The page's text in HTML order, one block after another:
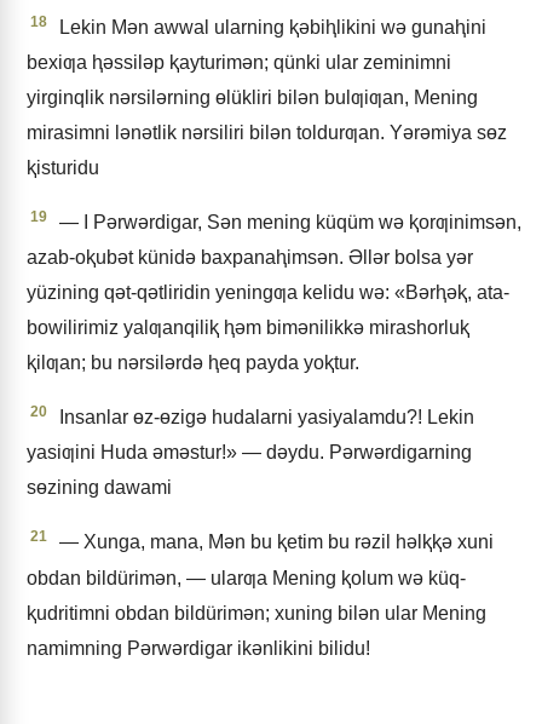
18
Lekin Mǝn awwal ularning ⱪǝbiⱨlikini wǝ gunaⱨini
bexiƣa ⱨǝssilǝp ⱪayturimǝn; qünki ular zeminimni
yirginqlik nǝrsilǝrning ɵlükliri bilǝn bulƣiƣan, Mening
mirasimni lǝnǝtlik nǝrsiliri bilǝn toldurƣan. Yǝrǝmiya sɵz
ⱪisturidu
19
— I Pǝrwǝrdigar, Sǝn mening küqüm wǝ ⱪorƣinimsǝn,
azab-oⱪubǝt künidǝ baxpanaⱨimsǝn. Əllǝr bolsa yǝr
yüzining qǝt-qǝtliridin yeningƣa kelidu wǝ: «Bǝrⱨǝⱪ, ata-
bowilirimiz yalƣanqiliⱪ ⱨǝm bimǝnilikkǝ mirashorluⱪ
ⱪilƣan; bu nǝrsilǝrdǝ ⱨeq payda yoⱪtur.
20
Insanlar ɵz-ɵzigǝ hudalarni yasiyalamdu?! Lekin
yasiƣini Huda ǝmǝstur!» — dǝydu. Pǝrwǝrdigarning
sɵzining dawami
21
— Xunga, mana, Mǝn bu ⱪetim bu rǝzil hǝlⱪⱪǝ xuni
obdan bildürimǝn, — ularƣa Mening ⱪolum wǝ küq-
ⱪudritimni obdan bildürimǝn; xuning bilǝn ular Mening
namimning Pǝrwǝrdigar ikǝnlikini bilidu!